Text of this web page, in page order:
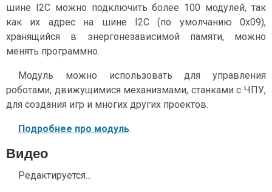
шине I2C можно подключить более 100 модулей, так
как их адрес на шине I2C (по умолчанию 0x09),
хранящийся в энергонезависимой памяти, можно
менять программно.
Модуль можно использовать для управления
роботами, движущимися механизмами, станками с ЧПУ,
для создания игр и многих других проектов.
Подробнее про модуль.
Видео
Редактируется...